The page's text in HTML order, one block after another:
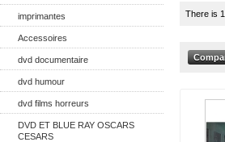
imprimantes
Accessoires
dvd documentaire
dvd humour
dvd films horreurs
DVD ET BLUE RAY OSCARS
CESARS
There is